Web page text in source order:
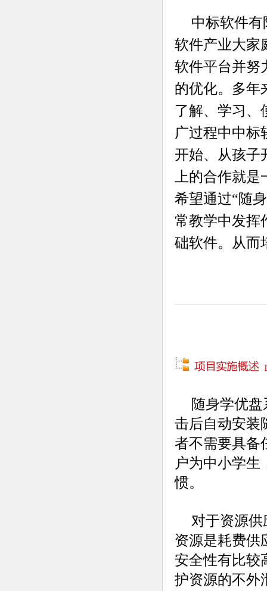
中标软件
软件产业大家
软件平台并努
的优化。多年
了解、学习、
广过程中中标
开始、从孩子
上的合作就
希望通过“随
常教学中发挥
础软件。从而
随身学优
击后自动安装
者不需要具备
户为中小学
惯。
对于资源
资源是耗费供
安全性有比较
护资源的不外